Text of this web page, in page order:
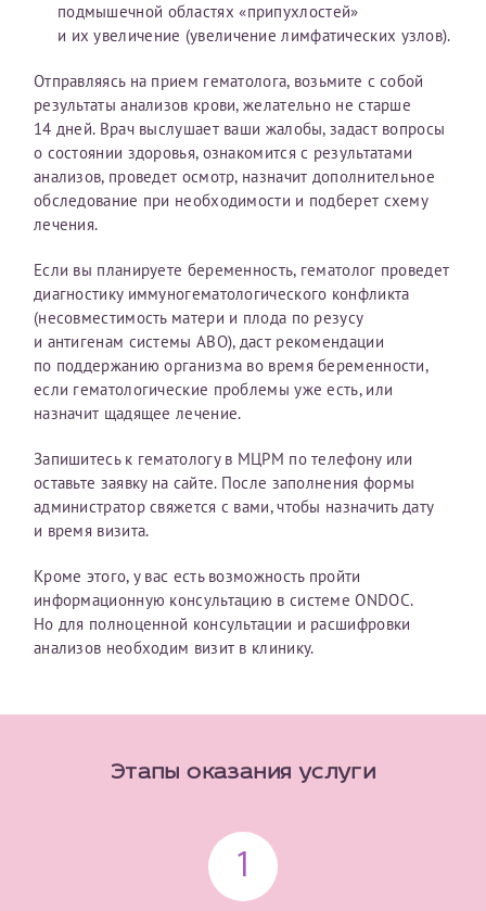
подмышечной областях «припухлостей»
и их увеличение (увеличение лимфатических узлов).
Отправляясь на прием гематолога, возьмите с собой
результаты анализов крови, желательно не старше
14 дней. Врач выслушает ваши жалобы, задаст вопросы
о состоянии здоровья, ознакомится с результатами
анализов, проведет осмотр, назначит дополнительное
обследование при необходимости и подберет схему
лечения.
Если вы планируете беременность, гематолог проведет
диагностику иммуногематологического конфликта
(несовместимость матери и плода по резусу
и антигенам системы АВО), даст рекомендации
по поддержанию организма во время беременности,
если гематологические проблемы уже есть, или
назначит щадящее лечение.
Запишитесь к гематологу в МЦРМ по телефону или
оставьте заявку на сайте. После заполнения формы
администратор свяжется с вами, чтобы назначить дату
и время визита.
Кроме этого, у вас есть возможность пройти
информационную консультацию в системе ONDOC.
Но для полноценной консультации и расшифровки
анализов необходим визит в клинику.
Этапы оказания услуги
1
Нажимая кнопку "Отправить" соглашаюсь с
Я подтверждаю свое согласие на передачу указанной мной
информации в электронной форме (в том числе персональных
данных) по открытым каналам связи сети Интернет.